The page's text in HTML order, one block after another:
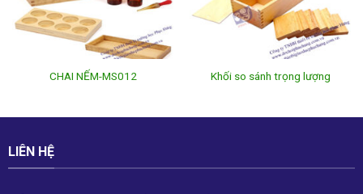
CHAI NẾM-MS012 Khối so sánh trọng lượng
LIÊN HỆ